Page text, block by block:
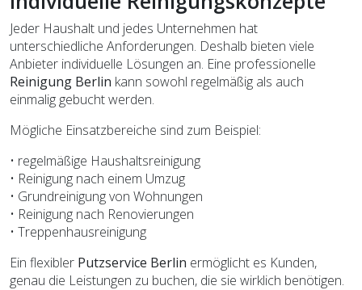
Jeder Haushalt und jedes Unternehmen hat
unterschiedliche Anforderungen. Deshalb bieten viele
Anbieter individuelle Lösungen an. Eine professionelle
Reinigung Berlin kann sowohl regelmäßig als auch
einmalig gebucht werden.
Mögliche Einsatzbereiche sind zum Beispiel:
• regelmäßige Haushaltsreinigung
• Reinigung nach einem Umzug
• Grundreinigung von Wohnungen
• Reinigung nach Renovierungen
• Treppenhausreinigung
Ein flexibler Putzservice Berlin ermöglicht es Kunden,
genau die Leistungen zu buchen, die sie wirklich benötigen.